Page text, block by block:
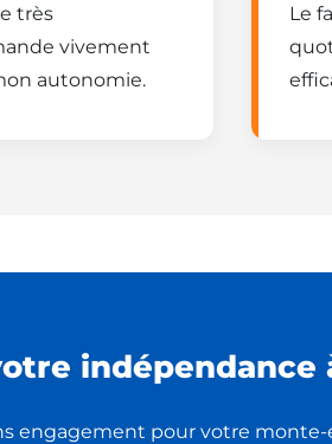
très
vivement
autonomie.
Le
indépendance
engagement pour votre monte-